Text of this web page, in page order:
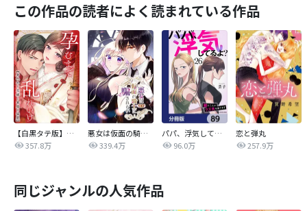
この作品の読者によく読まれている作品
【白黒タテ版】孕むまで乱れいけ～身代わり花嫁と軍服の猛愛
357.8万
悪女は仮面の騎士に騙されない
339.4万
パパ、浮気してるよ？娘と二人でクズ夫を捨てます【分冊版】
96.0万
恋と弾丸
257.9万
同じジャンルの人気作品